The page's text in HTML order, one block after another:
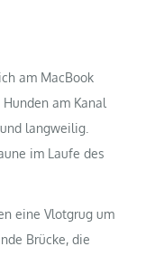
am MacBook
am Kanal
langweilig.
im Laufe des
eine Vlotgrug um
Brücke, die